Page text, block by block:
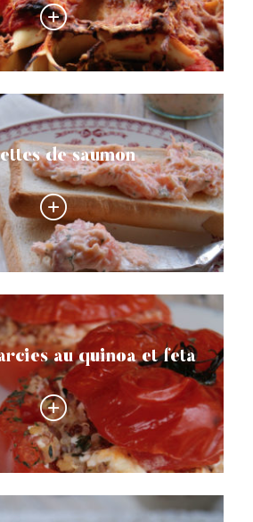
de saumon
au quinoa et feta